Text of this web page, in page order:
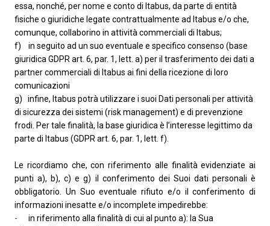
essa, nonché, per nome e conto di Itabus, da parte di entità
fisiche o giuridiche legate contrattualmente ad Itabus e/o che,
comunque, collaborino in attività commerciali di Itabus;
f) in seguito ad un suo eventuale e specifico consenso (base
giuridica GDPR art. 6, par. 1, lett. a) per il trasferimento dei dati a
partner commerciali di Itabus ai fini della ricezione di loro
comunicazioni
g) infine, Itabus potrà utilizzare i suoi Dati personali per attività
di sicurezza dei sistemi (risk management) e di prevenzione
frodi. Per tale finalità, la base giuridica è l’interesse legittimo da
parte di Itabus (GDPR art. 6, par. 1, lett. f).
Le ricordiamo che, con riferimento alle finalità evidenziate ai
punti a), b), c) e g) il conferimento dei Suoi dati personali è
obbligatorio. Un Suo eventuale rifiuto e/o il conferimento di
informazioni inesatte e/o incomplete impedirebbe:
- in riferimento alla finalità di cui al punto a): la Sua